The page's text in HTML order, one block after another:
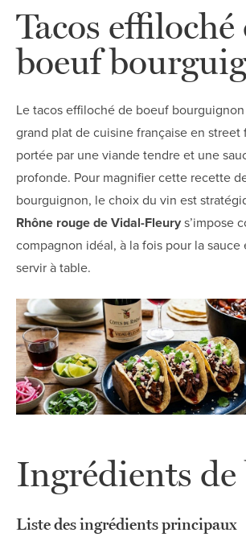
Tacos effiloché
boeuf
Le tacos effiloché de boeuf
grand plat de cuisine française en street
portée par une viande tendre et une
profonde. Pour magnifier cette recette
bourguignon, le choix du vin est
Rhône rouge de Vidal-Fleury s’impose
compagnon idéal, à la fois pour la sauce
servir à table.
Ingrédients de
Liste des ingrédients principaux